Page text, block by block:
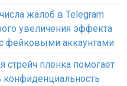
жалоб в Telegram
увеличения эффекта
фейковыми аккаунтами
стрейч пленка помогает
конфиденциальность